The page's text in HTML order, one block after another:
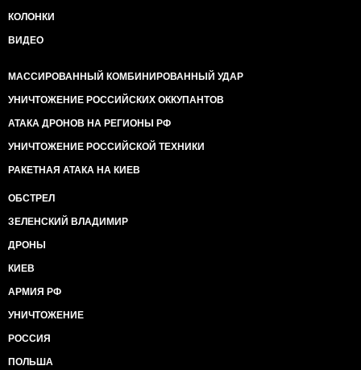
КОЛОНКИ
ВИДЕО
МАССИРОВАННЫЙ КОМБИНИРОВАННЫЙ УДАР
УНИЧТОЖЕНИЕ РОССИЙСКИХ ОККУПАНТОВ
АТАКА ДРОНОВ НА РЕГИОНЫ РФ
УНИЧТОЖЕНИЕ РОССИЙСКОЙ ТЕХНИКИ
РАКЕТНАЯ АТАКА НА КИЕВ
ОБСТРЕЛ
ЗЕЛЕНСКИЙ ВЛАДИМИР
ДРОНЫ
КИЕВ
АРМИЯ РФ
УНИЧТОЖЕНИЕ
РОССИЯ
ПОЛЬША